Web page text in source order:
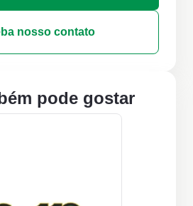
nosso contato
pode gostar